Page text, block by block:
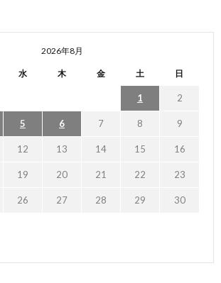
2026年8月
水 木 金 土 日
1 2
5 6 7 8 9
12 13 14 15 16
19 20 21 22 23
26 27 28 29 30